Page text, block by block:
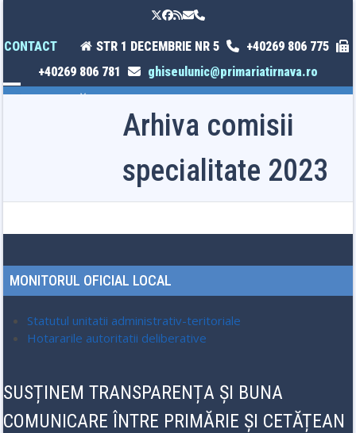
content
Twitter
Facebook
RSSEmailPhone
CONTACT
STR 1 DECEMBRIE NR 5
+40269 806 775
+40269 806 781
ghiseulunic@primariatirnava.ro
Open
Close
Arhiva comisii
specialitate 2023
MONITORUL OFICIAL LOCAL
Statutul unitatii administrativ-teritoriale
Hotararile autoritatii deliberative
SUSȚINEM TRANSPARENȚA ȘI BUNA
COMUNICARE ÎNTRE PRIMĂRIE ȘI CETĂȚEAN